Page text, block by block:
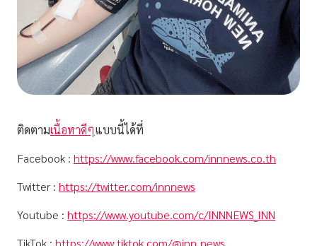
ติดตามเนื้อหาดีๆแบบนี้ได้ที่
Facebook : https://www.facebook.com/innnews.co.th
Twitter : https://twitter.com/innnews
Youtube : https://www.youtube.com/c/INNNEWS_INN
TikTok : https://www.tiktok.com/@inn_news